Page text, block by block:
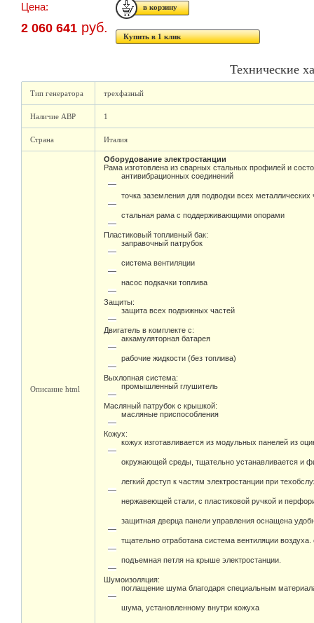
Цена:
2 060 641 руб.
Купить в 1 клик
Технические
Тип генератора трехфазный
Наличие АВР 1
Страна Италия
Описание html
Оборудование электростанции
Рама изготовлена из сварных стальных профилей и
антивибрационных соединений
точка заземления для подводки всех
стальная рама с поддерживающими опорами
Пластиковый топливный бак:
заправочный патрубок
система вентиляции
насос подкачки топлива
Защиты:
защита всех подвижных частей
Двигатель в комплекте с:
аккамуляторная батарея
рабочие жидкости (без топлива)
Выхлопная система:
промышленный глушитель
Масляный патрубок с крышкой:
масляные приспособления
Кожух:
кожух изготавливается из модульных панелей из
окружающей среды, тщательно устанавливается и
легкий доступ к частям электростанции при
нержавеющей стали, с пластиковой ручкой и
защитная дверца панели управления оснащена
тщательно отработана система вентиляции
подъемная петля на крыше электростанции.
Шумоизоляция:
поглащение шума благодаря специальным
шума, установленному внутри кожуха